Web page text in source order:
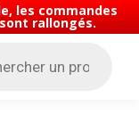
les commandes
rallongés.